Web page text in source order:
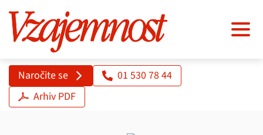
Naročite se
01 530 78 44
Arhiv PDF